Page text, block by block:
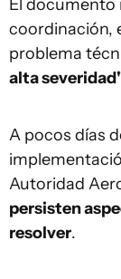
El documento
coordinación,
problema
alta
A pocos días
Autoridad
persisten
resolver.